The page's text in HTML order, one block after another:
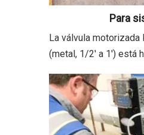
Para
La válvula
(metal, 1/2' a 1') está